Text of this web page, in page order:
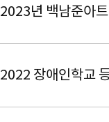
2023년 백남준아
2022 장애인학교